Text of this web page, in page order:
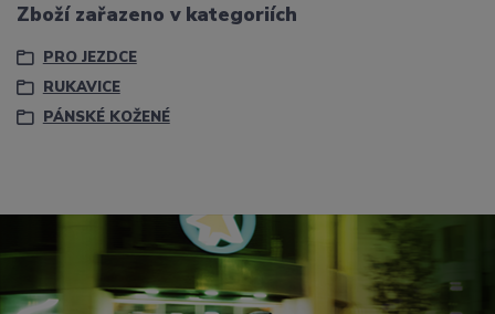
Zboží zařazeno v kategoriích
PRO JEZDCE
RUKAVICE
PÁNSKÉ KOŽENÉ